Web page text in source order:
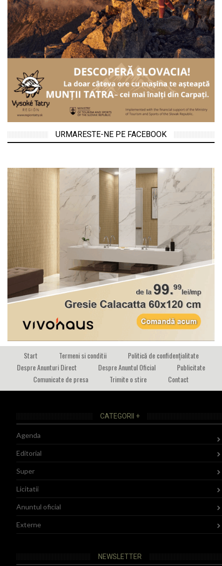
URMARESTE-NE PE FACEBOOK
Start Termeni si conditii
Politică de confidențialitate
Despre Anunturi Direct
Despre Anuntul Oficial
Publicitate
Comunicate de presa
Trimite o stire Contact
CATEGORII +
Agenda
Editorial
Super
Licitatii
Anuntul oficial
Externe
NEWSLETTER